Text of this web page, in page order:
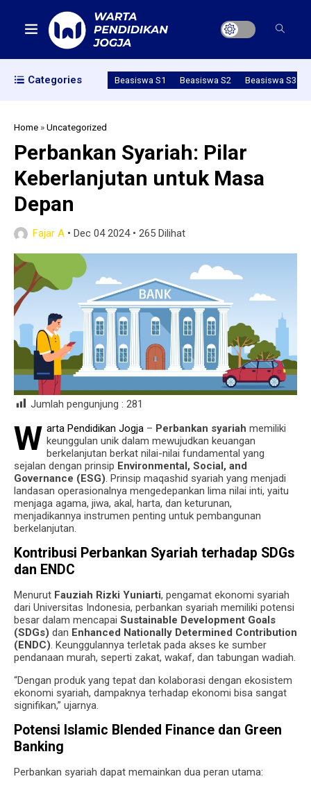
Categories Beasiswa S1 Beasiswa S2 Beasiswa S3
Home »Uncategorized
Perbankan Syariah: Pilar
Keberlanjutan untuk Masa
Depan
Fajar A • Dec 04 2024• 265 Dilihat
Jumlah pengunjung : 281
W arta Pendidikan Jogja – Perbankan syariah memiliki
keunggulan unik dalam mewujudkan keuangan
berkelanjutan berkat nilai-nilai fundamental yang
sejalan dengan prinsip Environmental, Social, and
Governance (ESG). Prinsip maqashid syariah yang menjadi
landasan operasionalnya mengedepankan lima nilai inti, yaitu
menjaga agama, jiwa, akal, harta, dan keturunan,
menjadikannya instrumen penting untuk pembangunan
berkelanjutan.
Kontribusi Perbankan Syariah terhadap SDGs
dan ENDC
Menurut Fauziah Rizki Yuniarti, pengamat ekonomi syariah
dari Universitas Indonesia, perbankan syariah memiliki potensi
besar dalam mencapai Sustainable Development Goals
(SDGs) dan Enhanced Nationally Determined Contribution
(ENDC). Keunggulannya terletak pada akses ke sumber
pendanaan murah, seperti zakat, wakaf, dan tabungan wadiah.
“Dengan produk yang tepat dan kolaborasi dengan ekosistem
ekonomi syariah, dampaknya terhadap ekonomi bisa sangat
signifikan,” ujarnya.
Potensi Islamic Blended Finance dan Green
Banking
Perbankan syariah dapat memainkan dua peran utama: